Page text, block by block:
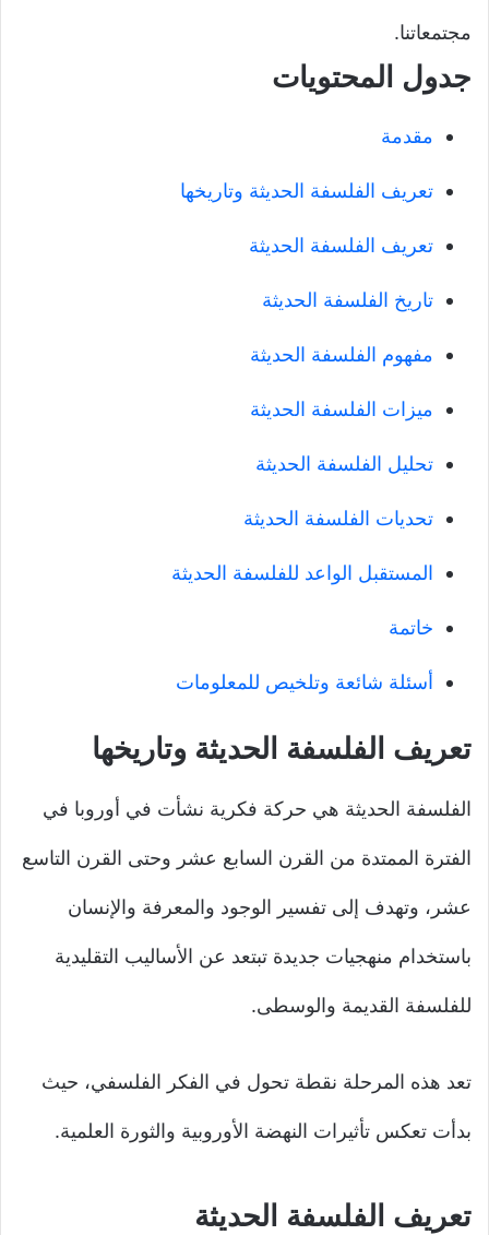
مجتمعاتنا.
جدول المحتويات
مقدمة
تعريف الفلسفة الحديثة وتاريخها
تعريف الفلسفة الحديثة
تاريخ الفلسفة الحديثة
مفهوم الفلسفة الحديثة
ميزات الفلسفة الحديثة
تحليل الفلسفة الحديثة
تحديات الفلسفة الحديثة
المستقبل الواعد للفلسفة الحديثة
خاتمة
أسئلة شائعة وتلخيص للمعلومات
تعريف الفلسفة الحديثة وتاريخها
الفلسفة الحديثة هي حركة فكرية نشأت في أوروبا في
الفترة الممتدة من القرن السابع عشر وحتى القرن التاسع
عشر، وتهدف إلى تفسير الوجود والمعرفة والإنسان
باستخدام منهجيات جديدة تبتعد عن الأساليب التقليدية
للفلسفة القديمة والوسطى.
تعد هذه المرحلة نقطة تحول في الفكر الفلسفي، حيث
بدأت تعكس تأثيرات النهضة الأوروبية والثورة العلمية.
تعريف الفلسفة الحديثة